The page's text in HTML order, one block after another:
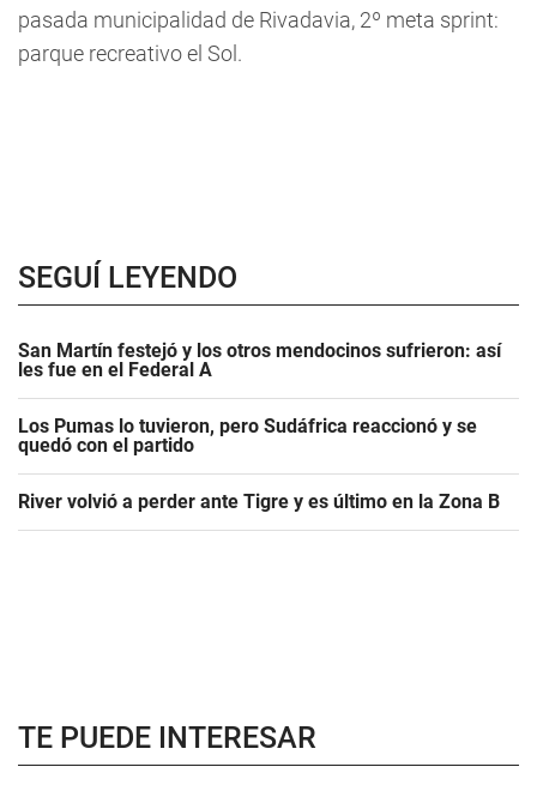
pasada municipalidad de Rivadavia, 2º meta sprint:
parque recreativo el Sol.
SEGUÍ LEYENDO
San Martín festejó y los otros mendocinos sufrieron: así
les fue en el Federal A
Los Pumas lo tuvieron, pero Sudáfrica reaccionó y se
quedó con el partido
River volvió a perder ante Tigre y es último en la Zona B
TE PUEDE INTERESAR